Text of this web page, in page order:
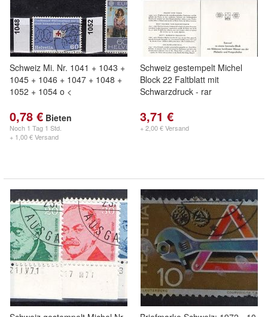
Schweiz Mi. Nr. 1041 + 1043 +
1045 + 1046 + 1047 + 1048 +
1052 + 1054 o <
0,78 € Bieten
Noch 1 Tag 1 Std.
+ 1,00 € Versand
Schweiz gestempelt Michel
Block 22 Faltblatt mit
Schwarzdruck - rar
3,71 €
+ 2,00 € Versand